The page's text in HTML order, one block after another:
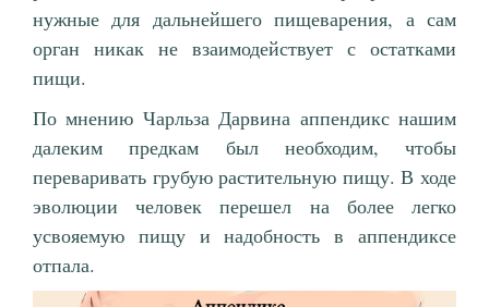
нужные для дальнейшего пищеварения, а сам
орган никак не взаимодействует с остатками
пищи.
По мнению Чарльза Дарвина аппендикс нашим
далеким предкам был необходим, чтобы
переваривать грубую растительную пищу. В ходе
эволюции человек перешел на более легко
усвояемую пищу и надобность в аппендиксе
отпала.